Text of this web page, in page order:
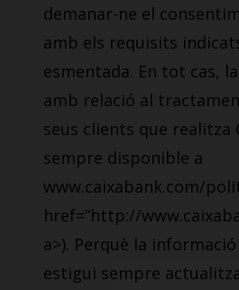
demanar-ne el
amb els requisits
esmentada. En tot cas,
amb relació al
seus clients que realitza
sempre disponible a
www.caixabank.com/
href=”http://
a>). Perquè la
estigui sempre